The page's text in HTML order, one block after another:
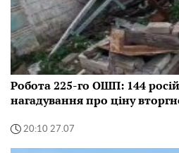
Робота 225-го ОШП: 144
нагадування про ціну
20:10 27.07